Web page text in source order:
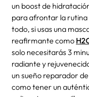
un boost de
para afrontar la rutina
todo, si usas una
reafirmante como
solo necesitarás 3
radiante y
un sueño reparador
como tener un